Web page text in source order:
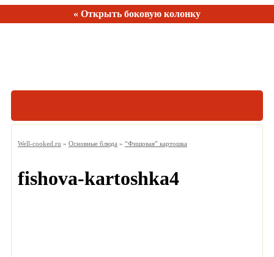
« Открыть боковую колонку
Рецептов:150
Well-cooked.ru » Основные блюда » “Фишовая” картошка
fishova-kartoshka4